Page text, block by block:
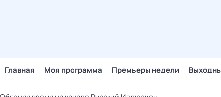
Главная Моя программа Премьеры недели